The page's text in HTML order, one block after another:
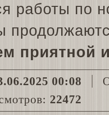
работы по
приятной
00:08
22472